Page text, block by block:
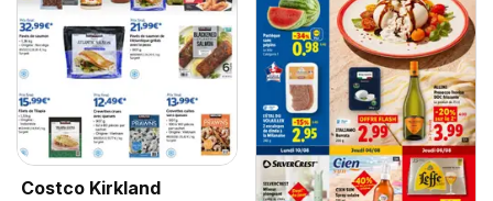
Costco Kirkland